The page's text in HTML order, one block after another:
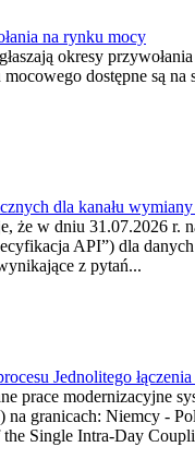
na rynku mocy
okresy
dostępne są
dla kanału
że w dniu 31.07.2026 r.
API”) dla
z pytań...
Jednolitego
prace modernizacyjne
granicach: Niemcy -
Single Intra-Day